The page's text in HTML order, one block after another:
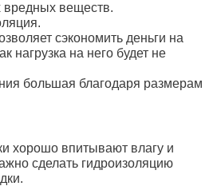
вредных веществ.
сэкономить деньги на
нагрузка на него будет не
большая благодаря размерам
хорошо впитывают влагу и
сделать гидроизоляцию